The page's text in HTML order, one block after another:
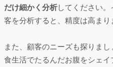
だけ細かく分析してください
客を分析すると、精度は高まり
また、顧客のニーズも探りま
食生活でたるんだお腹をシェ